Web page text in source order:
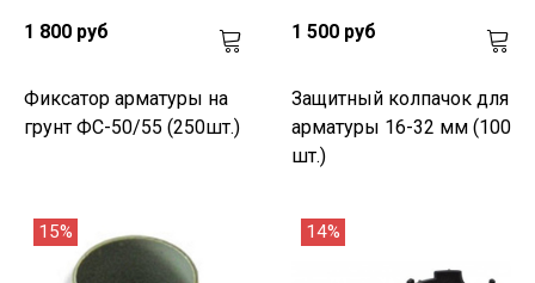
1 800 руб
Фиксатор арматуры на
грунт ФС-50/55 (250шт.)
1 500 руб
Защитный колпачок для
арматуры 16-32 мм (100
шт.)
15% 14%